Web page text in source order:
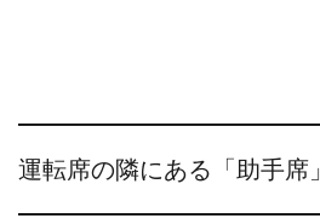
運転席の隣にある「助手席」